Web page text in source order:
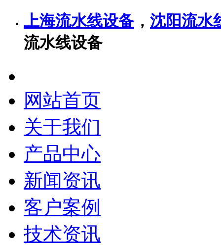
上海流水线设备， 沈阳流水
流水线设备
网站首页
关于我们
产品中心
新闻资讯
客户案例
技术资讯